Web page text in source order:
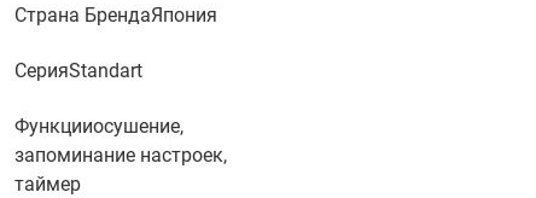
Страна БрендаЯпония
СерияStandart
Функцииосушение,
запоминание настроек,
таймер